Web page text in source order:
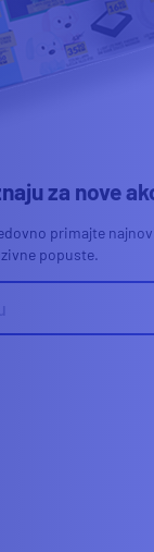
za nove
primajte
popuste.